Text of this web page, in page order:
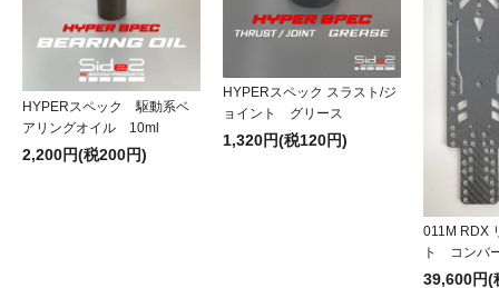
HYPERスペック 駆動系ベ
アリングオイル 10ml
2,200円(税200円)
HYPERスペック スラスト/ジ
ョイント グリース
1,320円(税120円)
011M RDX
ト コンバ
39,600円(